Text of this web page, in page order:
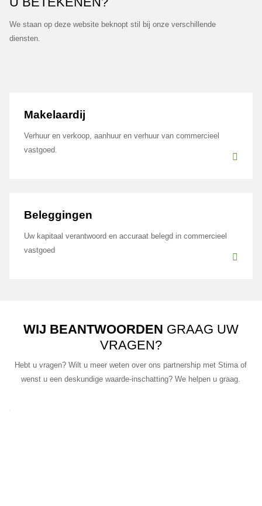
We staan op deze website beknopt stil bij onze verschillende
diensten.
Makelaardij
Verhuur en verkoop, aanhuur en verhuur van commercieel
vastgoed.
Beleggingen
Uw kapitaal verantwoord en accuraat belegd in commercieel
vastgoed
WIJ BEANTWOORDEN GRAAG UW
VRAGEN?
Hebt u vragen? Wilt u meer weten over ons partnership met Stima of
wenst u een deskundige waarde-inschatting? We helpen u graag.